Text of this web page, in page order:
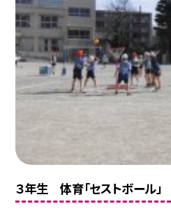
３年生 体育「セストボール」